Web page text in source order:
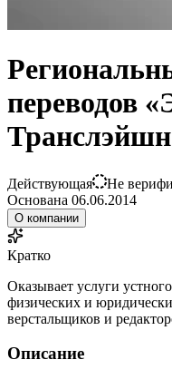
переводов
Действующая
Не
Основана 06.06.2014
О компании
Кратко
Оказывает услуги
физических и
верстальщиков и
Описание